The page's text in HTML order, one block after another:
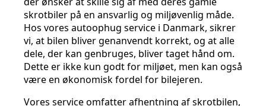
skrotbiler på en ansvarlig og miljøvenlig måde.
Hos vores autoophug service i Danmark, sikrer
vi, at bilen bliver genanvendt korrekt, og at alle
dele, der kan genbruges, bliver taget hånd om.
Dette er ikke kun godt for miljøet, men kan også
være en økonomisk fordel for bilejeren.
Vores service omfatter afhentning af skrotbilen,